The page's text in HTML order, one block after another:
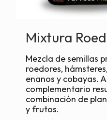
Mixtura
Mezcla de semillas
roedores,
enanos y cobayas.
complementario
combinación de
y frutos.